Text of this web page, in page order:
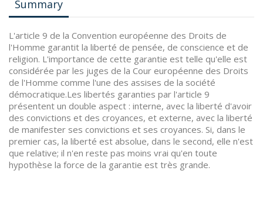
Summary
L'article 9 de la Convention européenne des Droits de
l'Homme garantit la liberté de pensée, de conscience et de
religion. L'importance de cette garantie est telle qu'elle est
considérée par les juges de la Cour européenne des Droits
de l'Homme comme l'une des assises de la société
démocratique.Les libertés garanties par l'article 9
présentent un double aspect : interne, avec la liberté d'avoir
des convictions et des croyances, et externe, avec la liberté
de manifester ses convictions et ses croyances. Si, dans le
premier cas, la liberté est absolue, dans le second, elle n'est
que relative; il n'en reste pas moins vrai qu'en toute
hypothèse la force de la garantie est très grande.